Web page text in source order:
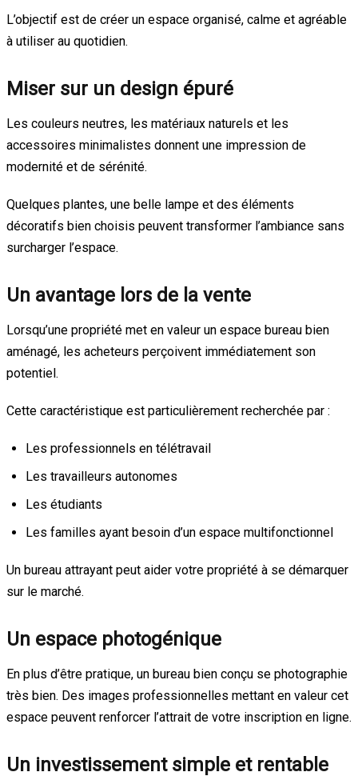
L’objectif est de créer un espace organisé, calme et agréable
à utiliser au quotidien.
Miser sur un design épuré
Les couleurs neutres, les matériaux naturels et les
accessoires minimalistes donnent une impression de
modernité et de sérénité.
Quelques plantes, une belle lampe et des éléments
décoratifs bien choisis peuvent transformer l’ambiance sans
surcharger l’espace.
Un avantage lors de la vente
Lorsqu’une propriété met en valeur un espace bureau bien
aménagé, les acheteurs perçoivent immédiatement son
potentiel.
Cette caractéristique est particulièrement recherchée par :
Les professionnels en télétravail
Les travailleurs autonomes
Les étudiants
Les familles ayant besoin d’un espace multifonctionnel
Un bureau attrayant peut aider votre propriété à se démarquer
sur le marché.
Un espace photogénique
En plus d’être pratique, un bureau bien conçu se photographie
très bien. Des images professionnelles mettant en valeur cet
espace peuvent renforcer l’attrait de votre inscription en ligne.
Un investissement simple et rentable